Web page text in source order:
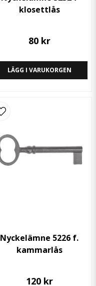
klosettlås
80 kr
LÄGG I VARUKORGEN
Nyckelämne 5226 f.
kammarlås
120 kr